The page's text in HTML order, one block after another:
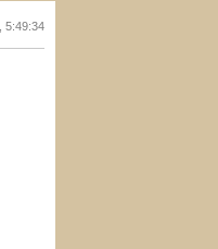
5:49:35